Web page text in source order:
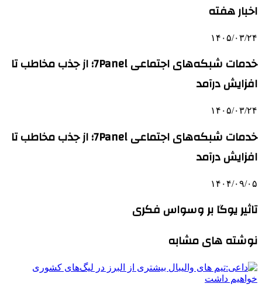
اخبار هفته
۱۴۰۵/۰۳/۲۴
خدمات شبکه‌های اجتماعی 7Panel؛ از جذب مخاطب تا
افزایش درآمد
۱۴۰۵/۰۳/۲۴
خدمات شبکه‌های اجتماعی 7Panel؛ از جذب مخاطب تا
افزایش درآمد
۱۴۰۴/۰۹/۰۵
تاثیر یوگا بر وسواس فکری
نوشته های مشابه